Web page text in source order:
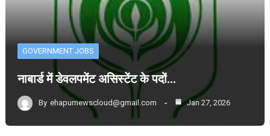
GOVERNMENT JOBS
नाबार्ड में डेवलपमेंट असिस्टेंट के पदों…
By ehapurnewscloud@gmail.com Jan 27, 2026